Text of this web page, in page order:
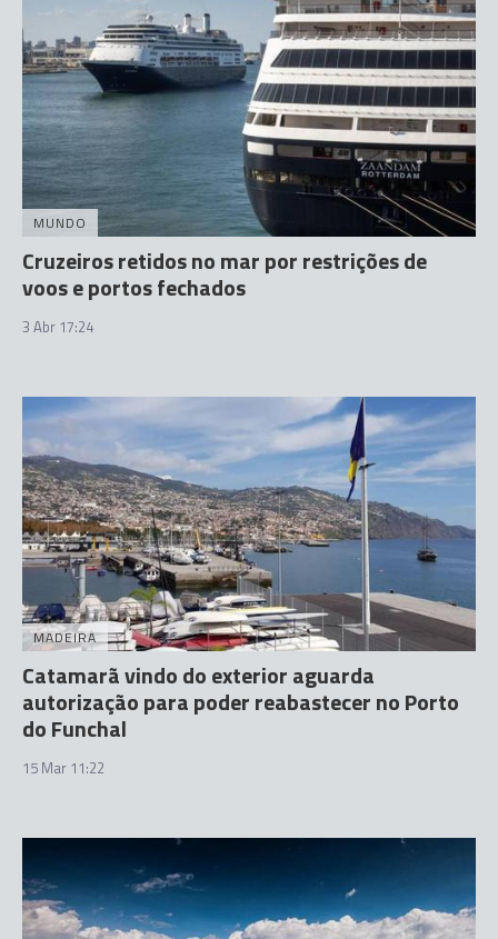
MUNDO
Cruzeiros retidos no mar por restrições de
voos e portos fechados
3 Abr 17:24
MADEIRA
Catamarã vindo do exterior aguarda
autorização para poder reabastecer no Porto
do Funchal
15 Mar 11:22